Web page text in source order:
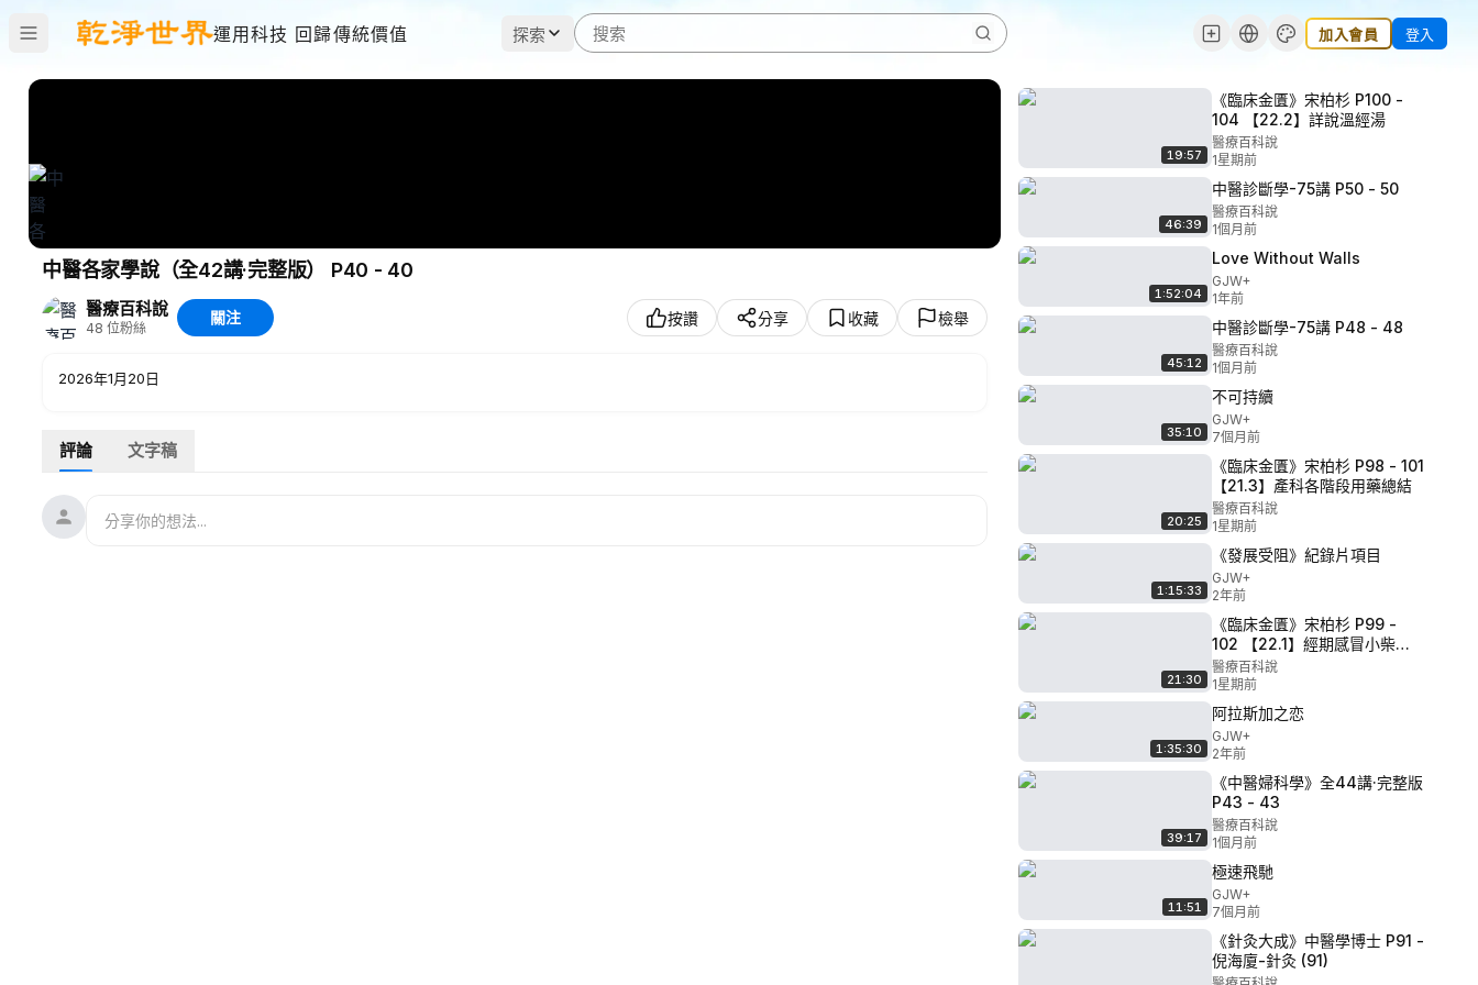
運用科技 回歸傳統價值 探索 加入會員 登入
中醫各家學說（全42講·完整版） P40 - 40
醫療百科說
48 位粉絲
關注 按讚 分享 收藏 檢舉
2026年1月20日
評論 文字稿
19:57
《臨床金匱》宋柏杉 P100 -
104 【22.2】詳說溫經湯
醫療百科說
1星期前
46:39
中醫診斷學-75講 P50 - 50
醫療百科說
1個月前
1:52:04
Love Without Walls
GJW+
1年前
45:12
中醫診斷學-75講 P48 - 48
醫療百科說
1個月前
35:10
不可持續
GJW+
7個月前
20:25
《臨床金匱》宋柏杉 P98 - 101
【21.3】產科各階段用藥總結
醫療百科說
1星期前
1:15:33
《發展受阻》紀錄片項目
GJW+
2年前
21:30
《臨床金匱》宋柏杉 P99 -
102 【22.1】經期感冒小柴
胡，臓躁喜哭甘麥棗
醫療百科說
1星期前
1:35:30
阿拉斯加之恋
GJW+
2年前
39:17
《中醫婦科學》全44講·完整版
P43 - 43
醫療百科說
1個月前
11:51
極速飛馳
GJW+
7個月前
《針灸大成》中醫學博士 P91 -
倪海廈-針灸 (91)